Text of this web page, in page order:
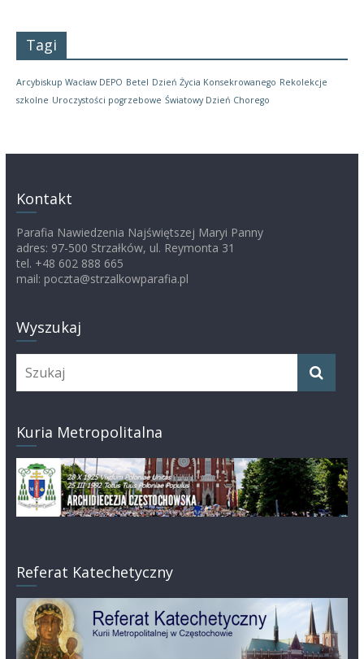
Tagi
Arcybiskup Wacław DEPO Betel Dzień Życia Konsekrowanego Rekolekcje
szkolne Uroczystości pogrzebowe Światowy Dzień Chorego
Kontakt
Parafia Nawiedzenia Najświętszej Maryi Panny
adres: 97-500 Strzałków, ul. Reymonta 31
tel. +48 602 888 665
mail: poczta@strzalkowparafia.pl
Wyszukaj
Kuria Metropolitalna
Referat Katechetyczny